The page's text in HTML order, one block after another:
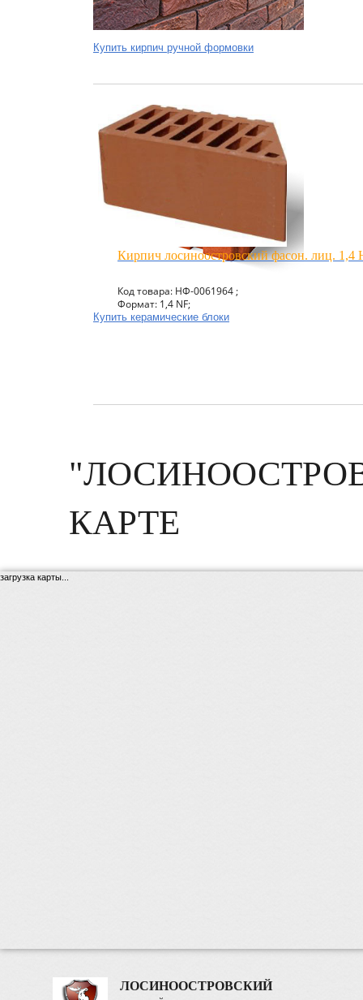
Купить кирпич ручной формовки
Купить керамические блоки
Кирпич лосиноостровский фасон. лиц.
Код товара: НФ-0061964 ;
Формат: 1,4 NF;
КАРТЕ
загрузка карты...
ЛОСИНООСТРОВСКИЙ